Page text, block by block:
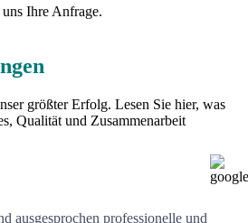
Ihre Anfrage.
größter Erfolg. Lesen Sie hier, was
Qualität und Zusammenarbeit
ausgesprochen professionelle und